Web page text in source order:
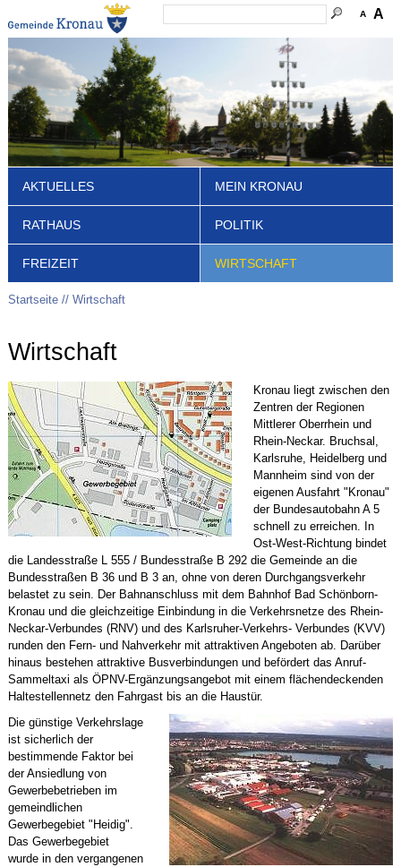
A A
AKTUELLES MEIN KRONAU
RATHAUS POLITIK
FREIZEIT WIRTSCHAFT
Startseite Wirtschaft
Wirtschaft
Kronau liegt zwischen den
Zentren der Regionen
Mittlerer Oberrhein und
Rhein-Neckar. Bruchsal,
Karlsruhe, Heidelberg und
Mannheim sind von der
eigenen Ausfahrt "Kronau"
der Bundesautobahn A 5
schnell zu erreichen. In
Ost-West-Richtung bindet
die Landesstraße L 555 / Bundesstraße B 292 die Gemeinde an die
Bundesstraßen B 36 und B 3 an, ohne von deren Durchgangsverkehr
belastet zu sein. Der Bahnanschluss mit dem Bahnhof Bad Schönborn-
Kronau und die gleichzeitige Einbindung in die Verkehrsnetze des Rhein-
Neckar-Verbundes (RNV) und des Karlsruher-Verkehrs- Verbundes (KVV)
runden den Fern- und Nahverkehr mit attraktiven Angeboten ab. Darüber
hinaus bestehen attraktive Busverbindungen und befördert das Anruf-
Sammeltaxi als ÖPNV-Ergänzungsangebot mit einem flächendeckenden
Haltestellennetz den Fahrgast bis an die Haustür.
Die günstige Verkehrslage
ist sicherlich der
bestimmende Faktor bei
der Ansiedlung von
Gewerbebetrieben im
gemeindlichen
Gewerbegebiet "Heidig".
Das Gewerbegebiet
wurde in den vergangenen